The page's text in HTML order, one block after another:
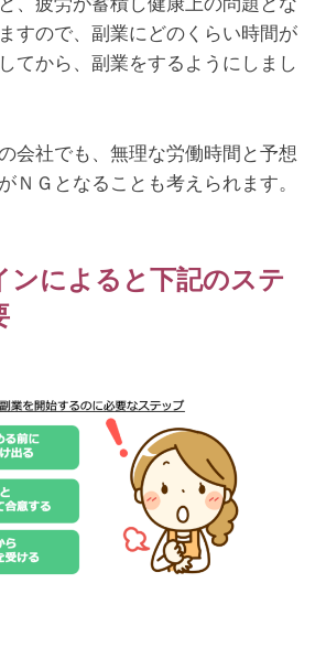
、疲労が蓄積し健康上の問題とな
すので、副業にどのくらい時間が
てから、副業をするようにしまし
会社でも、無理な労働時間と予想
ＮＧとなることも考えられます。
ンによると下記のステ